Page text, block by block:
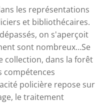
les représentations
et bibliothécaires.
on s'aperçoit
sont nombreux…Se
collection, dans la forêt
compétences
policière repose sur
le traitement